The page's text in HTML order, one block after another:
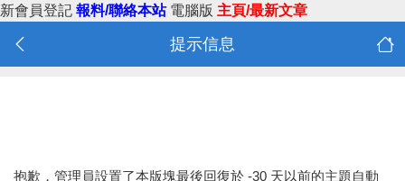
新會員登記 報料/聯絡本站 電腦版 主頁/最新文章
提示信息
抱歉，管理員設置了本版塊最後回復於 -30 天以前的主題自動